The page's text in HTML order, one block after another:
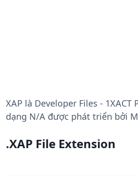
XAP là Developer Files -
dạng N/A được phát triển bởi
.XAP File Extension